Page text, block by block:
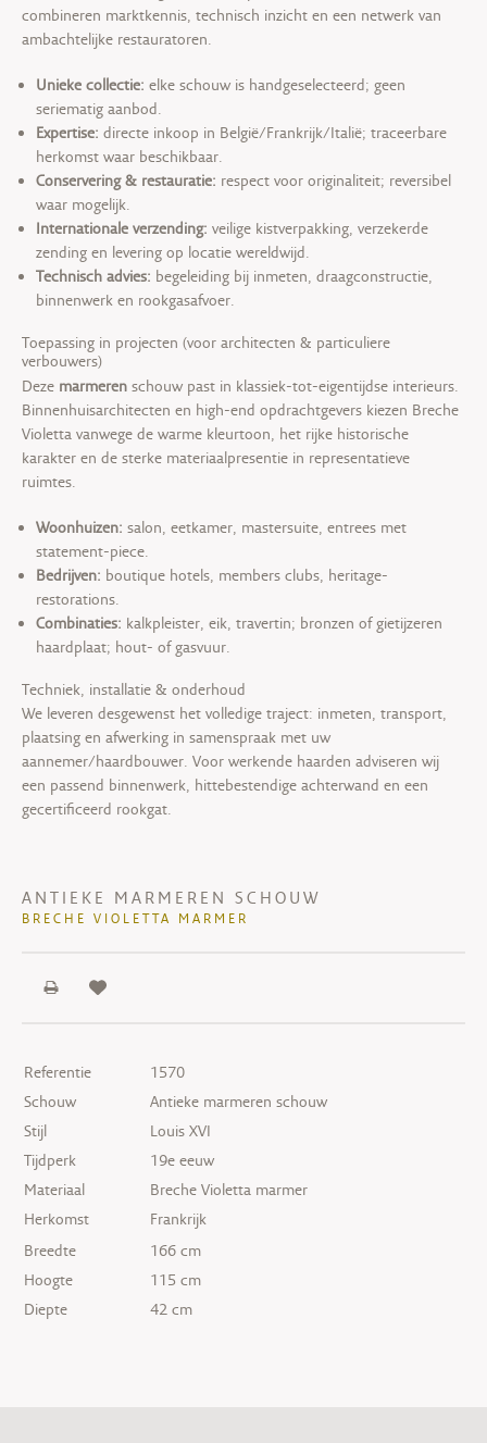
combineren marktkennis, technisch inzicht en een netwerk van
ambachtelijke restauratoren.
Unieke collectie: elke schouw is handgeselecteerd; geen
seriematig aanbod.
Expertise: directe inkoop in België/Frankrijk/Italië; traceerbare
herkomst waar beschikbaar.
Conservering & restauratie: respect voor originaliteit; reversibel
waar mogelijk.
Internationale verzending: veilige kistverpakking, verzekerde
zending en levering op locatie wereldwijd.
Technisch advies: begeleiding bij inmeten, draagconstructie,
binnenwerk en rookgasafvoer.
Toepassing in projecten (voor architecten & particuliere
verbouwers)
Deze marmeren schouw past in klassiek-tot-eigentijdse interieurs.
Binnenhuisarchitecten en high-end opdrachtgevers kiezen Breche
Violetta vanwege de warme kleurtoon, het rijke historische
karakter en de sterke materiaalpresentie in representatieve
ruimtes.
Woonhuizen: salon, eetkamer, mastersuite, entrees met
statement-piece.
Bedrijven: boutique hotels, members clubs, heritage-
restorations.
Combinaties: kalkpleister, eik, travertin; bronzen of gietijzeren
haardplaat; hout- of gasvuur.
Techniek, installatie & onderhoud
We leveren desgewenst het volledige traject: inmeten, transport,
plaatsing en afwerking in samenspraak met uw
aannemer/haardbouwer. Voor werkende haarden adviseren wij
een passend binnenwerk, hittebestendige achterwand en een
gecertificeerd rookgat.
ANTIEKE MARMEREN SCHOUW
BRECHE VIOLETTA MARMER
Referentie
1570
Schouw
Antieke marmeren schouw
Stijl
Louis XVI
Tijdperk
19e eeuw
Materiaal
Breche Violetta marmer
Herkomst
Frankrijk
Breedte
166 cm
Hoogte
115 cm
Diepte
42 cm